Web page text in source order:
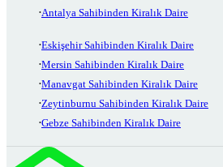
Antalya Sahibinden Kiralık Daire
Eskişehir Sahibinden Kiralık Daire
Mersin Sahibinden Kiralık Daire
Manavgat Sahibinden Kiralık Daire
Zeytinburnu Sahibinden Kiralık Daire
Gebze Sahibinden Kiralık Daire